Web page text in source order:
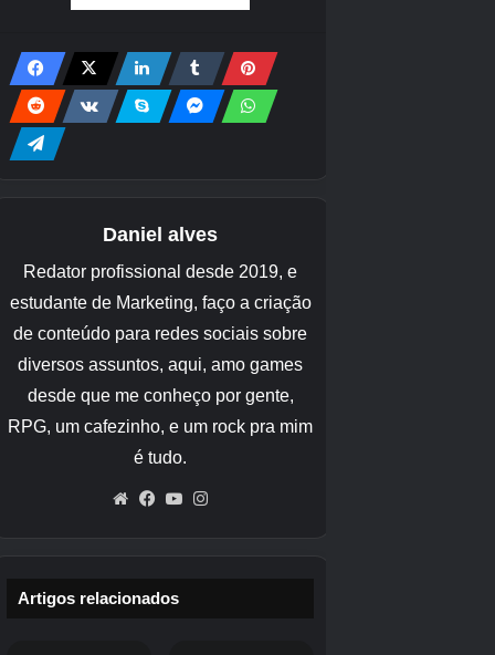
Mario Kart Tour é o melhor jogo de corrida de
kart para celular? Provavelmente não. A
Nintendo fez uma tentativa decente de criar
Mesmo assim, vamos lá, este é Mario Kart. No
seu telefone. E graças a uma série de
atualizações revolucionárias desde o
lançamento, agora você pode jogar no modo
paisagem e contra até sete outros jogadores
em tempo real.
Festa dos Destroços